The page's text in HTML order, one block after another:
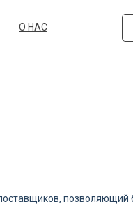
О НАС
позволяющий